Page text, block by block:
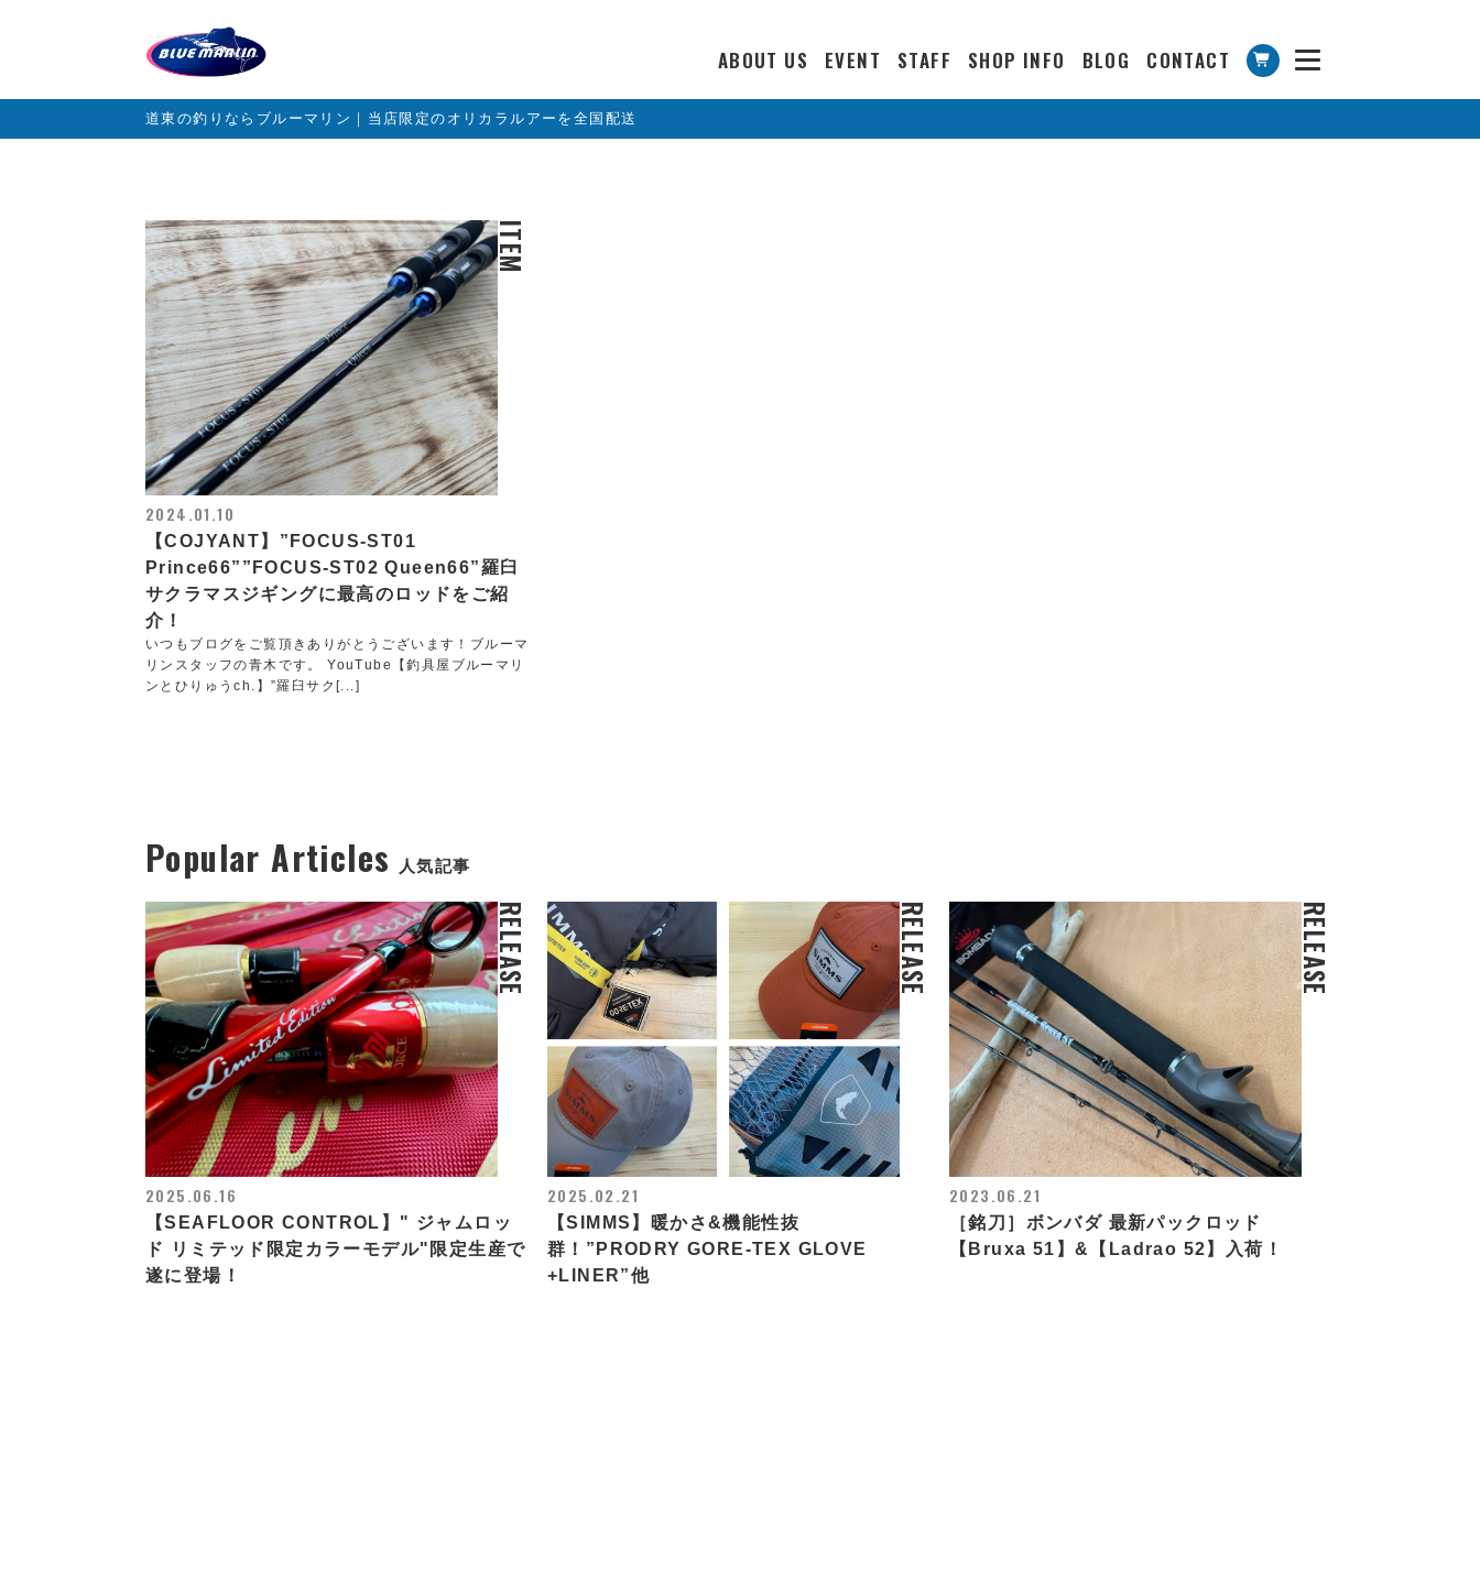
ABOUT US EVENT STAFF SHOP INFO BLOG CONTACT
道東の釣りならブルーマリン｜当店限定のオリカラルアーを全国配送
ITEM
2024.01.10
【COJYANT】”FOCUS-ST01
Prince66””FOCUS-ST02 Queen66”羅臼
サクラマスジギングに最高のロッドをご紹
介！
いつもブログをご覧頂きありがとうございます！ブルーマ
リンスタッフの青木です。 YouTube【釣具屋ブルーマリ
ンとひりゅうch.】”羅臼サク[...]
Popular Articles 人気記事
RELEASE
2025.06.16
【SEAFLOOR CONTROL】" ジャムロッ
ド リミテッド限定カラーモデル"限定生産で
遂に登場！
RELEASE
2025.02.21
【SIMMS】暖かさ&機能性抜
群！”PRODRY GORE-TEX GLOVE
+LINER”他
RELEASE
2023.06.21
［銘刀］ボンバダ 最新パックロッド
【Bruxa 51】&【Ladrao 52】入荷！